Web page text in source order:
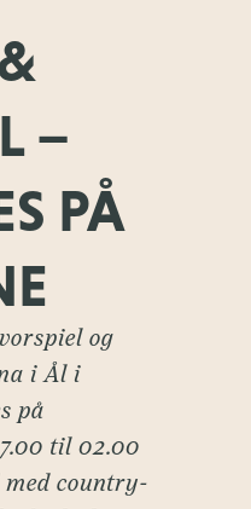
–
PÅ
og
i Ål i
på
til 02.00
med country-